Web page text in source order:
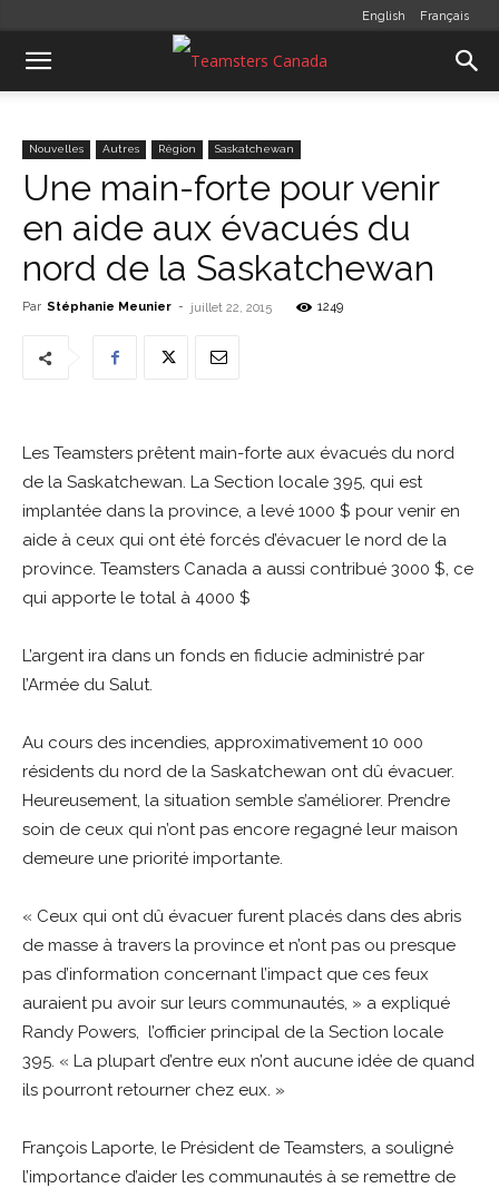
English Français
Nouvelles Autres Région Saskatchewan
Une main-forte pour venir
en aide aux évacués du
nord de la Saskatchewan
Par Stéphanie Meunier - juillet 22, 2015 1249
Les Teamsters prêtent main-forte aux évacués du nord
de la Saskatchewan. La Section locale 395, qui est
implantée dans la province, a levé 1000 $ pour venir en
aide à ceux qui ont été forcés d’évacuer le nord de la
province. Teamsters Canada a aussi contribué 3000 $, ce
qui apporte le total à 4000 $
L’argent ira dans un fonds en fiducie administré par
l’Armée du Salut.
Au cours des incendies, approximativement 10 000
résidents du nord de la Saskatchewan ont dû évacuer.
Heureusement, la situation semble s’améliorer. Prendre
soin de ceux qui n’ont pas encore regagné leur maison
demeure une priorité importante.
« Ceux qui ont dû évacuer furent placés dans des abris
de masse à travers la province et n’ont pas ou presque
pas d’information concernant l’impact que ces feux
auraient pu avoir sur leurs communautés, » a expliqué
Randy Powers, l’officier principal de la Section locale
395. « La plupart d’entre eux n’ont aucune idée de quand
ils pourront retourner chez eux. »
François Laporte, le Président de Teamsters, a souligné
l’importance d’aider les communautés à se remettre de